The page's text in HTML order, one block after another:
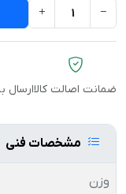
ضمانت اصالت کالاارسال
مشخصات فنی
وزن